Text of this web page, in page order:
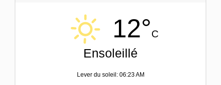
12°C
Ensoleillé
Lever du soleil: 06:23 AM